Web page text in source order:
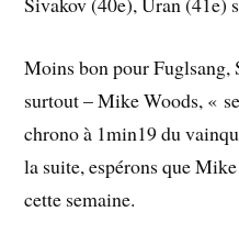
Moins bon pour Fuglsang,
surtout – Mike Woods, «
chrono à 1min19 du
la suite, espérons que
cette semaine.